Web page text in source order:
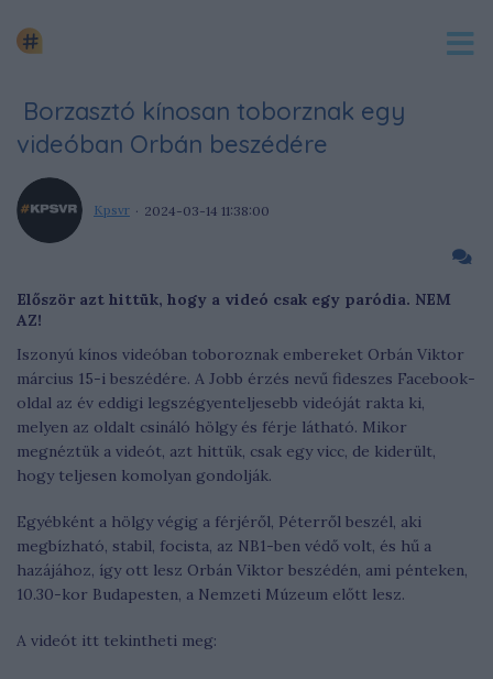
Borzasztó kínosan toborznak egy
videóban Orbán beszédére
Kpsvr 2024-03-14 11:38:00
Először azt hittük, hogy a videó csak egy paródia. NEM
AZ!
Iszonyú kínos videóban toboroznak embereket Orbán Viktor
március 15-i beszédére. A Jobb érzés nevű fideszes Facebook-
oldal az év eddigi legszégyenteljesebb videóját rakta ki,
melyen az oldalt csináló hölgy és férje látható. Mikor
megnéztük a videót, azt hittük, csak egy vicc, de kiderült,
hogy teljesen komolyan gondolják.
Egyébként a hölgy végig a férjéről, Péterről beszél, aki
megbízható, stabil, focista, az NB1-ben védő volt, és hű a
hazájához, így ott lesz Orbán Viktor beszédén, ami pénteken,
10.30-kor Budapesten, a Nemzeti Múzeum előtt lesz.
A videót itt tekintheti meg: